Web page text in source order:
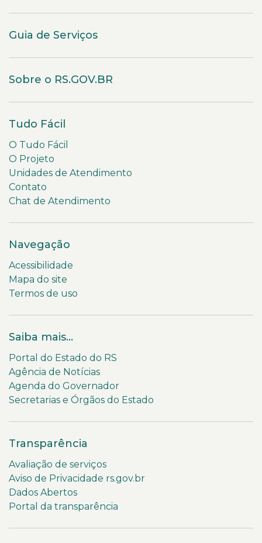
Guia de Serviços
Sobre o RS.GOV.BR
Tudo Fácil
O Tudo Fácil
O Projeto
Unidades de Atendimento
Contato
Chat de Atendimento
Navegação
Acessibilidade
Mapa do site
Termos de uso
Saiba mais...
Portal do Estado do RS
Agência de Notícias
Agenda do Governador
Secretarias e Órgãos do Estado
Transparência
Avaliação de serviços
Aviso de Privacidade rs.gov.br
Dados Abertos
Portal da transparência